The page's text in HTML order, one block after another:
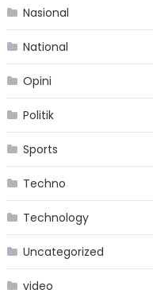
Nasional
National
Opini
Politik
Sports
Techno
Technology
Uncategorized
video